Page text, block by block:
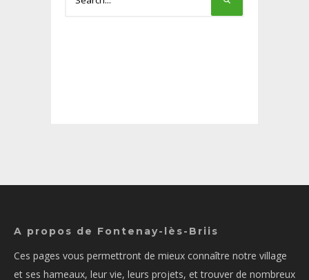
A propos de Fontenay-lès-Briis
Ces pages vous permettront de mieux connaître notre village
et ses hameaux, leur vie, leurs projets, et trouver de nombreux